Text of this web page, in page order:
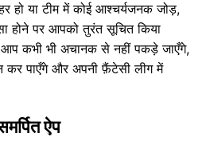
हो या टीम में कोई आश्चर्यजनक जोड़,
होने पर आपको तुरंत सूचित किया
कभी भी अचानक से नहीं पकड़े जाएँगे,
कर पाएँगे और अपनी फ़ैंटेसी लीग में
ऐप